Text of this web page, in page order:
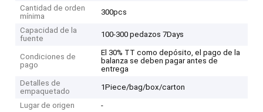
Cantidad de orden
mínima
300pcs
Capacidad de la
fuente
100-300 pedazos 7Days
Condiciones de
pago
El 30% TT como depósito, el pago de la
balanza se deben pagar antes de
entrega
Detalles de
empaquetado
1Piece/bag/box/carton
Lugar de origen -